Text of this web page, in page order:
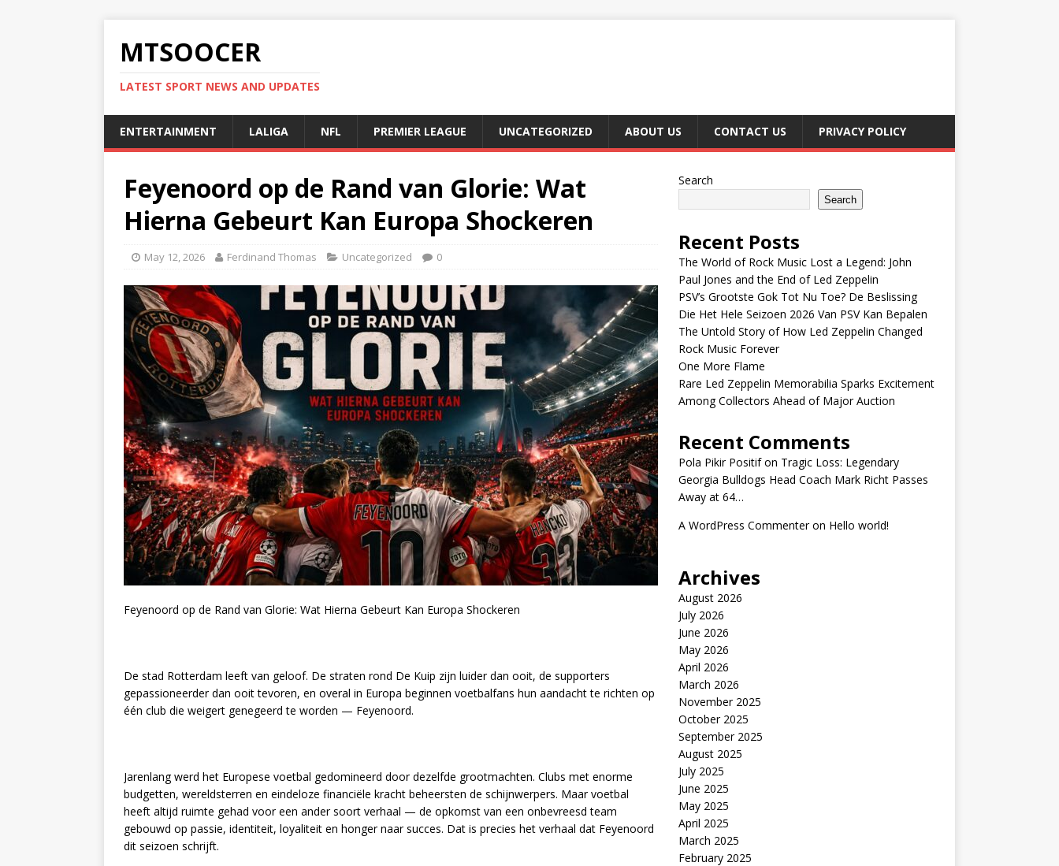
MTSOOCER
LATEST SPORT NEWS AND UPDATES
ENTERTAINMENT LALIGA NFL PREMIER LEAGUE UNCATEGORIZED ABOUT US CONTACT US PRIVACY POLICY
Feyenoord op de Rand van Glorie: Wat
Hierna Gebeurt Kan Europa Shockeren
May 12, 2026 Ferdinand Thomas Uncategorized 0
Feyenoord op de Rand van Glorie: Wat Hierna Gebeurt Kan Europa Shockeren
De stad Rotterdam leeft van geloof. De straten rond De Kuip zijn luider dan ooit, de supporters
gepassioneerder dan ooit tevoren, en overal in Europa beginnen voetbalfans hun aandacht te richten op
één club die weigert genegeerd te worden — Feyenoord.
Jarenlang werd het Europese voetbal gedomineerd door dezelfde grootmachten. Clubs met enorme
budgetten, wereldsterren en eindeloze financiële kracht beheersten de schijnwerpers. Maar voetbal
heeft altijd ruimte gehad voor een ander soort verhaal — de opkomst van een onbevreesd team
gebouwd op passie, identiteit, loyaliteit en honger naar succes. Dat is precies het verhaal dat Feyenoord
dit seizoen schrijft.
Search
Search
Recent Posts
The World of Rock Music Lost a Legend: John
Paul Jones and the End of Led Zeppelin
PSV’s Grootste Gok Tot Nu Toe? De Beslissing
Die Het Hele Seizoen 2026 Van PSV Kan Bepalen
The Untold Story of How Led Zeppelin Changed
Rock Music Forever
One More Flame
Rare Led Zeppelin Memorabilia Sparks Excitement
Among Collectors Ahead of Major Auction
Recent Comments
Pola Pikir Positifon Tragic Loss: Legendary
Georgia Bulldogs Head Coach Mark Richt Passes
Away at 64…
A WordPress Commenteron Hello world!
Archives
August 2026
July 2026
June 2026
May 2026
April 2026
March 2026
November 2025
October 2025
September 2025
August 2025
July 2025
June 2025
May 2025
April 2025
March 2025
February 2025